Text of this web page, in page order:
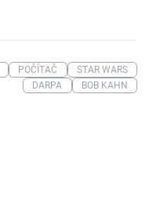
POČÍTAČ
STAR WARS
DARPA
BOB KAHN